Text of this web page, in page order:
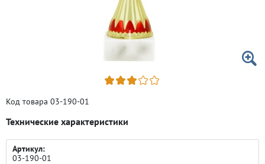
Код товара 03-190-01
Технические характеристики
Артикул:
03-190-01